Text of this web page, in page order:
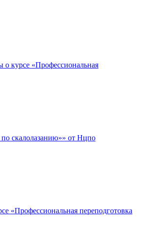
о курсе «Профессиональная
скалолазанию»» от Нцпо
«Профессиональная переподготовка